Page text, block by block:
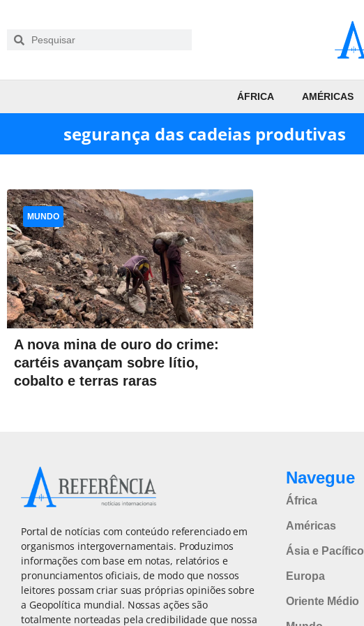
ÁFRICA AMÉRICAS
segurança das cadeias produtivas
A nova mina de ouro do crime:
cartéis avançam sobre lítio,
cobalto e terras raras
MUNDO
Portal de notícias com conteúdo referenciado em
organismos intergovernamentais. Produzimos
informações com base em notas, relatórios e
pronunciamentos oficiais, de modo que nossos
leitores possam criar suas próprias opiniões sobre
a Geopolítica mundial. Nossas ações são
totalmente norteadas pela credibilidade que nossa
Navegue
África
Américas
Ásia e Pacífico
Europa
Oriente Médio